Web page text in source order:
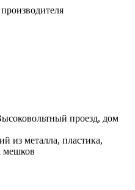
проезд, дом
из металла, пластика,
мешков